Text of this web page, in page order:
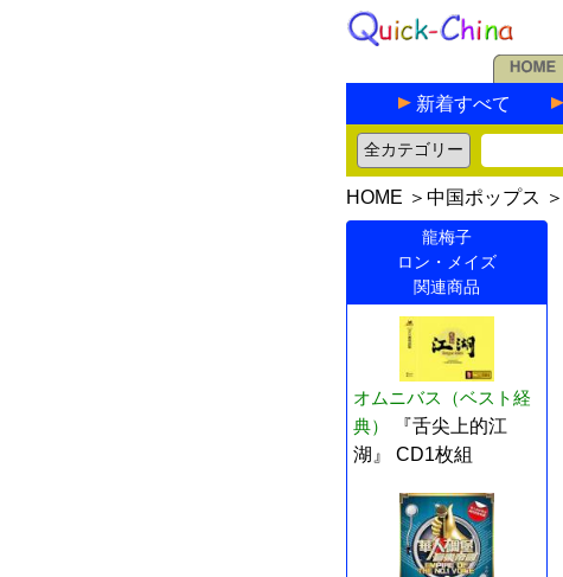
新着すべて
HOME ＞ 中国ポップス ＞
龍梅子
ロン・メイズ
関連商品
オムニバス（ベスト経
典）
『舌尖上的江
湖』 CD1枚組